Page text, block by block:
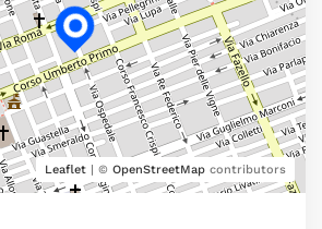
Leaflet | © OpenStreetMap contributors